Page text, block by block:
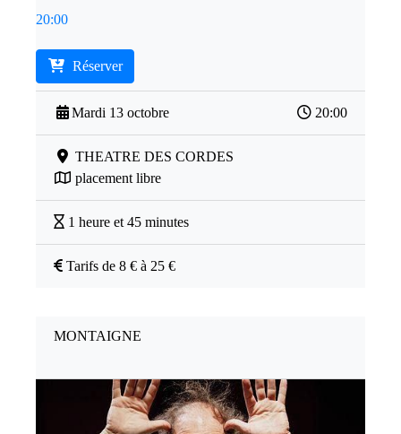
20:00
Réserver
Mardi 13 octobre 20:00
THEATRE DES CORDES
placement libre
1 heure et 45 minutes
Tarifs de 8 € à 25 €
MONTAIGNE